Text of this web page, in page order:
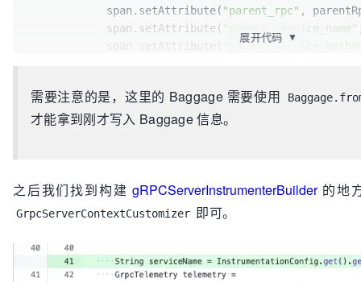
httpUrlPath
=
// currentRpc = currentRpc;  currentRpc =
// clear current_http_url_path
        .put(PARENT_RPC_KEY, currentRpc)
        .build();
  }
            span.setAttribute(
"parent_rpc" ,
            span.setAttribute(
"parent_service_name"
            span.setAttribute(
展开代码 ▼
需要注意的是，这里的 Baggage 需要使用
才能拿到刚才写入 Baggage 信息。
之后我们找到构建gRPCServerInstrumenterBuilder的地
GrpcServerContextCustomizer 即可。